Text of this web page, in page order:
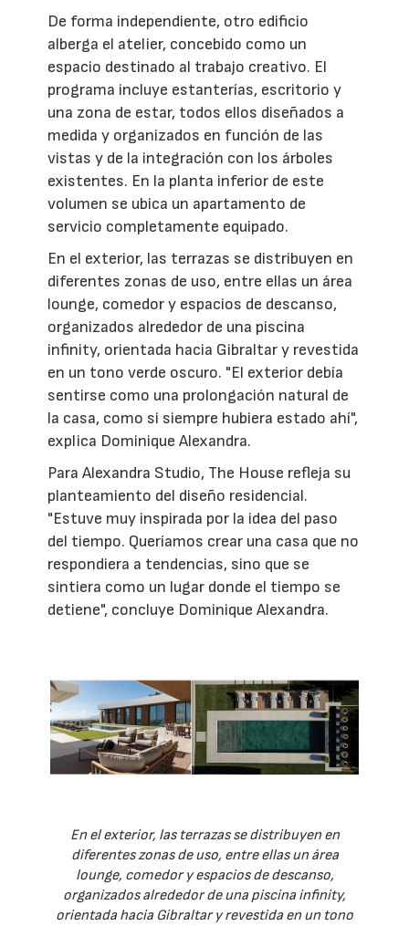
De forma independiente, otro edificio
alberga el atelier, concebido como un
espacio destinado al trabajo creativo. El
programa incluye estanterías, escritorio y
una zona de estar, todos ellos diseñados a
medida y organizados en función de las
vistas y de la integración con los árboles
existentes. En la planta inferior de este
volumen se ubica un apartamento de
servicio completamente equipado.
En el exterior, las terrazas se distribuyen en
diferentes zonas de uso, entre ellas un área
lounge, comedor y espacios de descanso,
organizados alrededor de una piscina
infinity, orientada hacia Gibraltar y revestida
en un tono verde oscuro. "El exterior debía
sentirse como una prolongación natural de
la casa, como si siempre hubiera estado ahí",
explica Dominique Alexandra.
Para Alexandra Studio, The House refleja su
planteamiento del diseño residencial.
"Estuve muy inspirada por la idea del paso
del tiempo. Queríamos crear una casa que no
respondiera a tendencias, sino que se
sintiera como un lugar donde el tiempo se
detiene", concluye Dominique Alexandra.
En el exterior, las terrazas se distribuyen en
diferentes zonas de uso, entre ellas un área
lounge, comedor y espacios de descanso,
organizados alrededor de una piscina infinity,
orientada hacia Gibraltar y revestida en un tono